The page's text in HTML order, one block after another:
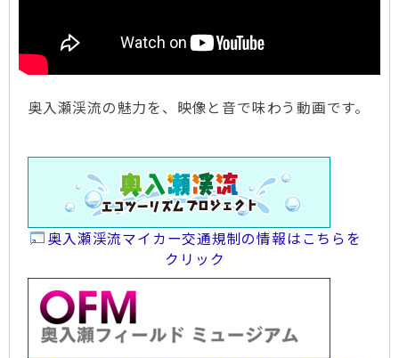
奥入瀬渓流の魅力を、映像と音で味わう動画です。
奥入瀬渓流マイカー交通規制の情報はこちらを
クリック